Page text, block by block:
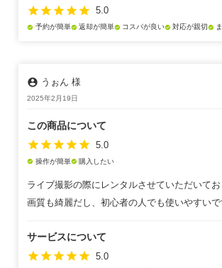
star star star star star 5.0
check_circle 予約が簡単check_circle 返却が簡単check_circle コスパが良いcheck_circle 対応が親切check_circle
account_circle うぉん 様
2025年2月19日
この商品について
star star star star star 5.0
check_circle 操作が簡単check_circle 購入したい
ライブ撮影の際にレンタルさせていただいてお
画質も綺麗だし、初心者の人でも使いやすいで
サービスについて
star star star star star 5.0